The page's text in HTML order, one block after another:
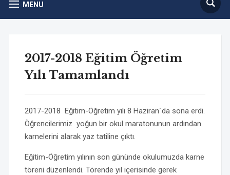
MENU
2017-2018 Eğitim Öğretim
Yılı Tamamlandı
2017-2018 Eğitim-Öğretim yılı 8 Haziran´da sona erdi.
Öğrencilerimiz yoğun bir okul maratonunun ardından
karnelerini alarak yaz tatiline çıktı.
Eğitim-Öğretim yılının son gününde okulumuzda karne
töreni düzenlendi. Törende yıl içerisinde gerek